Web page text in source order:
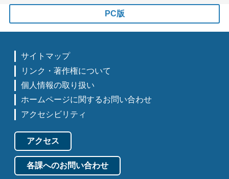
PC版
サイトマップ
リンク・著作権について
個人情報の取り扱い
ホームページに関するお問い合わせ
アクセシビリティ
アクセス
各課へのお問い合わせ